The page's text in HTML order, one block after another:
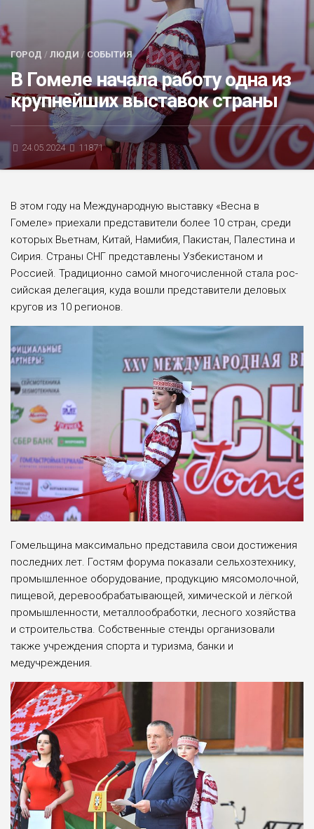
АФИША
ГОРОД / ЛЮДИ / СОБЫТИЯ
В Гомеле начала работу одна из
круп­нейших выставок страны
24.05.2024 11871
В этом году на Международ­ную выставку «Весна в
Гомеле» приехали представители более 10 стран, среди
которых Вьет­нам, Китай, Намибия, Пакистан, Палестина и
Сирия. Страны СНГ представлены Узбекиста­ном и
Россией. Традиционно са­мой многочисленной стала рос­
сийская делегация, куда вошли представители деловых
кругов из 10 регионов.
Гомельщина максимально представила свои достижения
по­следних лет. Гостям форума по­казали сельхозтехнику,
промыш­ленное оборудование, продукцию мясомолочной,
пищевой, дерево­обрабатывающей, химической и лёгкой
промышленности, ме­таллообработки, лесного хозяй­ства
и строительства. Собствен­ные стенды организовали
также учреждения спорта и туризма, банки и
медучреждения.